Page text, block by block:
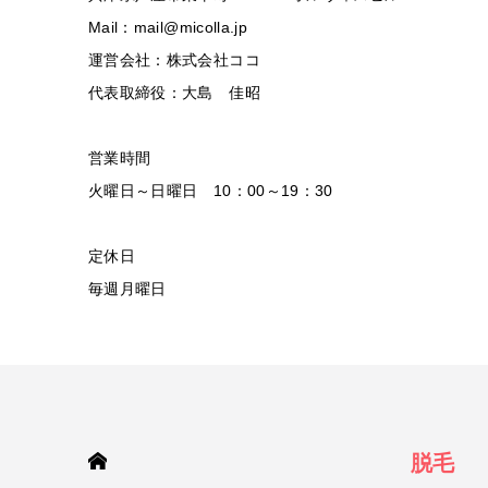
Mail：mail@micolla.jp
運営会社：株式会社ココ
代表取締役：大島 佳昭
営業時間
火曜日～日曜日 10：00～19：30
定休日
毎週月曜日
脱毛